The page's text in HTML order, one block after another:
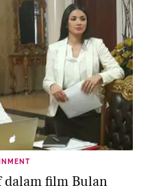
dalam film Bulan